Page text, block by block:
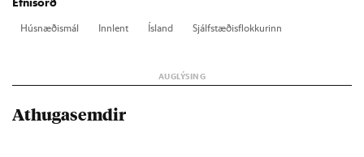
Hús­næð­is­mál Inn­lent Ís­land Sjálf­stæð­is­flokk­ur­inn
Athugasemdir